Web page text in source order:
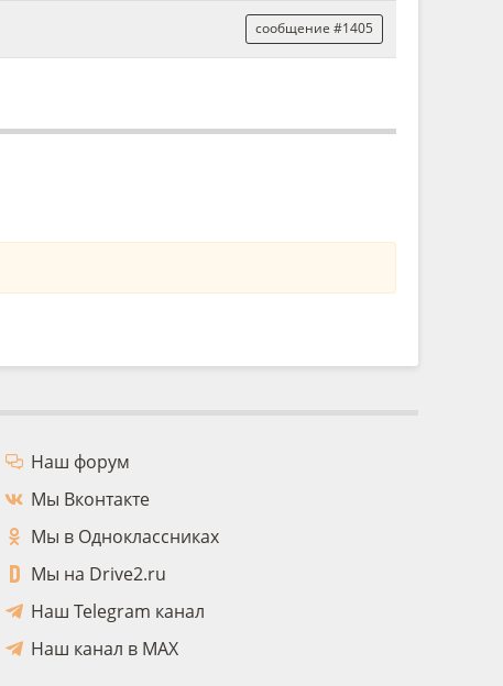
сообщение #1405
Наш форум
Мы Вконтакте
Мы в Одноклассниках
Мы на Drive2.ru
Наш Telegram канал
Наш канал в MAX